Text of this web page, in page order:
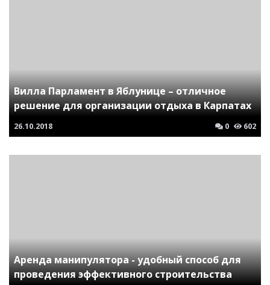
Вилла Парламент в Яблунице – отличное
решение для организации отдыха в Карпатах
26.10.2018 0 602
Аренда манипулятора - удобный способ для
проведения эффективного строительства